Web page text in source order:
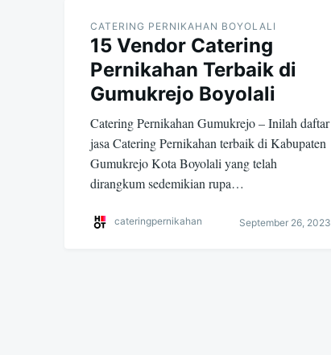
CATERING PERNIKAHAN BOYOLALI
15 Vendor Catering
Pernikahan Terbaik di
Gumukrejo Boyolali
Catering Pernikahan Gumukrejo – Inilah daftar
jasa Catering Pernikahan terbaik di Kabupaten
Gumukrejo Kota Boyolali yang telah
dirangkum sedemikian rupa…
cateringpernikahan September 26, 2023